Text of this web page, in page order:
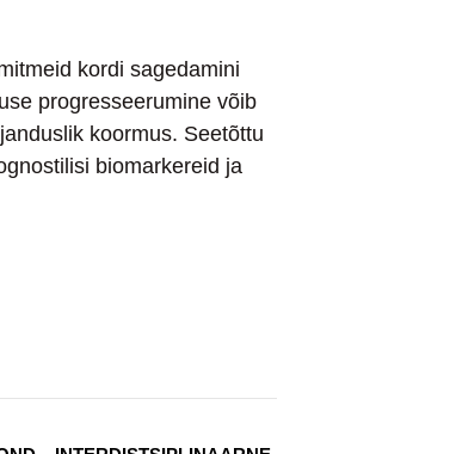
kordi sagedamini
progresseerumine võib
koormus. Seetõttu
biomarkereid ja